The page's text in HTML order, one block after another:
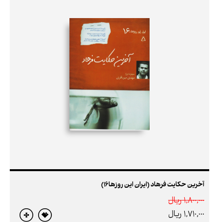
آخرین حکایت فرهاد (ایران این روزها16)
1,800,000 ريال
1,710,000 ريال